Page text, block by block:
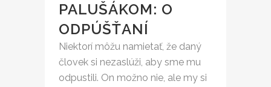
PALUŠÁKOM: O
ODPÚŠŤANÍ
Niektorí môžu namietať, že daný
človek si nezaslúži, aby sme mu
odpustili. On možno nie, ale my si